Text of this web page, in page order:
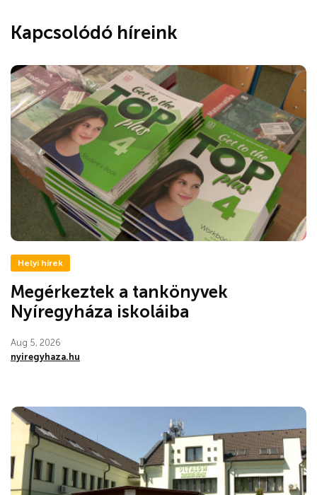
Kapcsolódó híreink
Helyi hírek
Megérkeztek a tankönyvek
Nyíregyháza iskoláiba
Aug 5, 2026
nyiregyhaza.hu